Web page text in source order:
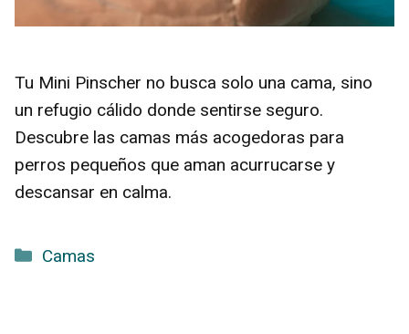
Tu Mini Pinscher no busca solo una cama, sino
un refugio cálido donde sentirse seguro.
Descubre las camas más acogedoras para
perros pequeños que aman acurrucarse y
descansar en calma.
Categorías
Camas